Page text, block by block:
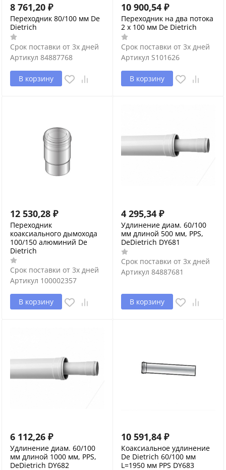
8 761,20 ₽
Переходник 80/100 мм De
Dietrich
Срок поставки от 3х дней
Артикул 84887768
В корзину
10 900,54 ₽
Переходник на два потока
2 х 100 мм De Dietrich
Срок поставки от 3х дней
Артикул S101626
В корзину
12 530,28 ₽
Переходник
коаксиального дымохода
100/150 алюминий De
Dietrich
Срок поставки от 3х дней
Артикул 100002357
В корзину
4 295,34 ₽
Удлинение диам. 60/100
мм длиной 500 мм, PPS,
DeDietrich DY681
Срок поставки от 3х дней
Артикул 84887681
В корзину
6 112,26 ₽
Удлинение диам. 60/100
мм длиной 1000 мм, PPS,
DeDietrich DY682
10 591,84 ₽
Коаксиальное удлинение
De Dietrich 60/100 мм
L=1950 мм PPS DY683